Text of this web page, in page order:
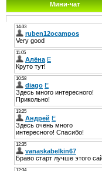
Мини-чат